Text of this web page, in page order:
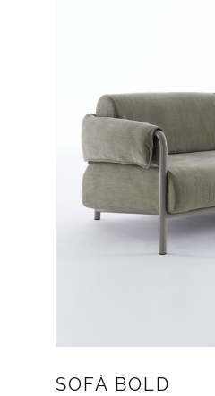
SOFÁ BOLD